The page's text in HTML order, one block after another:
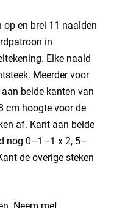
en brei 11 naalden
in
Elke naald
Meerder voor
beide kanten van
cm hoogte voor de
af. Kant aan beide
nog 0–1–1 x 2, 5–
de overige steken